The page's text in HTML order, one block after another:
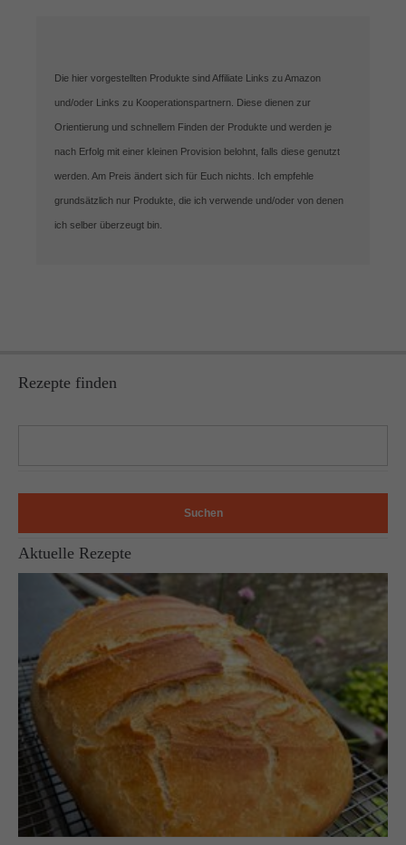
Die hier vorgestellten Produkte sind Affiliate Links zu Amazon
und/oder Links zu Kooperationspartnern. Diese dienen zur
Orientierung und schnellem Finden der Produkte und werden je
nach Erfolg mit einer kleinen Provision belohnt, falls diese genutzt
werden. Am Preis ändert sich für Euch nichts. Ich empfehle
grundsätzlich nur Produkte, die ich verwende und/oder von denen
ich selber überzeugt bin.
Rezepte finden
Suchen
Aktuelle Rezepte